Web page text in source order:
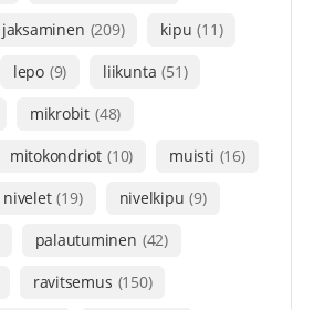
jaksaminen (209) kipu (11)
lepo (9) liikunta (51)
mikrobit (48)
mitokondriot (10) muisti (16)
nivelet (19) nivelkipu (9)
palautuminen (42)
ravitsemus (150)